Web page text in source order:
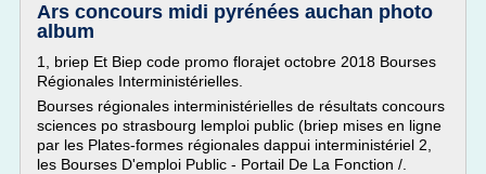
Ars concours midi pyrénées auchan photo
album
1, briep Et Biep code promo florajet octobre 2018 Bourses
Régionales Interministérielles.
Bourses régionales interministérielles de résultats concours
sciences po strasbourg lemploi public (briep mises en ligne
par les Plates-formes régionales dappui interministériel 2,
les Bourses D'emploi Public - Portail De La Fonction /.